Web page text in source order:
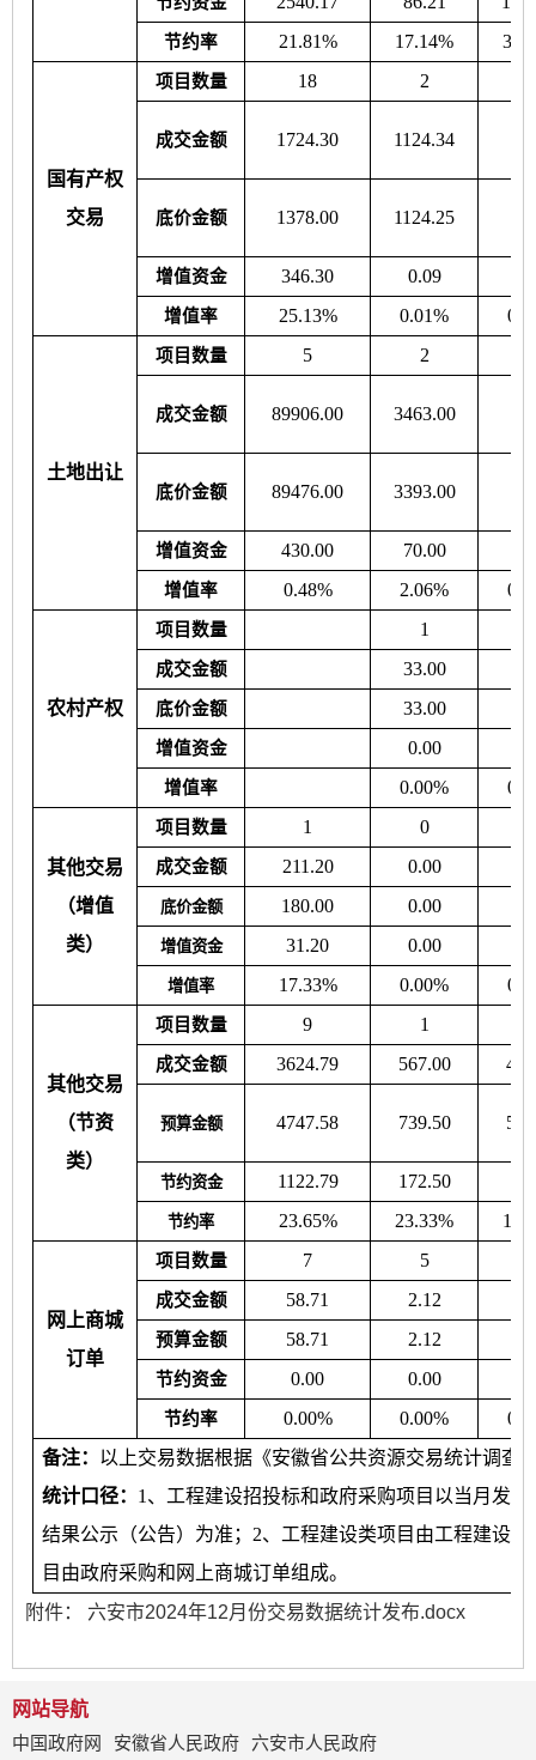
节约率 21.81% 17.14%
国有产权
交易
项目数量 18 2
成交金额 1724.30 1124.34
底价金额 1378.00 1124.25
增值资金 346.30 0.09
增值率 25.13% 0.01%
土地出让
项目数量 5 2
成交金额 89906.00 3463.00
底价金额 89476.00 3393.00
增值资金 430.00 70.00
增值率 0.48% 2.06%
农村产权
项目数量 1
成交金额 33.00
底价金额 33.00
增值资金 0.00
增值率 0.00%
其他交易
（增值
类）
项目数量 1 0
成交金额 211.20 0.00
底价金额 180.00 0.00
增值资金 31.20 0.00
增值率 17.33% 0.00%
其他交易
（节资
类）
项目数量 9 1
成交金额 3624.79 567.00
预算金额 4747.58 739.50
节约资金 1122.79 172.50
节约率 23.65% 23.33%
网上商城
订单
项目数量 7 5
成交金额 58.71 2.12
预算金额 58.71 2.12
节约资金 0.00 0.00
节约率 0.00% 0.00%
备注： 以上交易数据根据《安徽省公共资源交易统计调查
统计口径： 1、工程建设招投标和政府采购项目以当月发
结果公示（公告）为准；2、工程建设类项目由工程建设
目由政府采购和网上商城订单组成。
附件： 六安市2024年12月份交易数据统计发布.docx
网站导航
中国政府网
安徽省人民政府 六安市人民政府